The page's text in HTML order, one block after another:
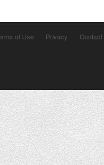
of Use Privacy Contact